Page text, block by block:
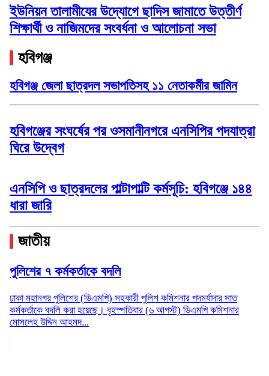
ইউনিয়ন তালামীযের উদ্যোগে ছাদিস জামাতে উত্তীর্ণ
শিক্ষার্থী ও নাজিমদের সংবর্ধনা ও আলোচনা সভা
হবিগঞ্জ
হবিগঞ্জ জেলা ছাত্রদল সভাপতিসহ ১১ নেতাকর্মীর জামিন
হবিগঞ্জের সংঘর্ষের পর ওসমানীনগরে এনসিপির পদযাত্রা
ঘিরে উদ্বেগ
এনসিপি ও ছাত্রদলের পাল্টাপাল্টি কর্মসূচি: হবিগঞ্জে ১৪৪
ধারা জারি
জাতীয়
পুলিশের ৭ কর্মকর্তাকে বদলি
ঢাকা মহানগর পুলিশের (ডিএমপি) সহকারী পুলিশ কমিশনার পদমর্যাদার সাত
কর্মকর্তাকে বদলি করা হয়েছে। বৃহস্পতিবার (৬ আগস্ট) ডিএমপি কমিশনার
মোসলেহ উদ্দিন আহমদ...